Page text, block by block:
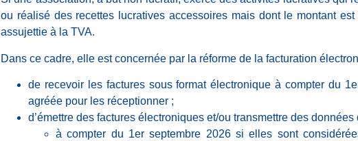
ou réalisé des recettes lucratives accessoires mais dont le montant
assujettie à la TVA.
Dans ce cadre, elle est concernée par la réforme de la facturation
de recevoir les factures sous format électronique à compter du
agréée pour les réceptionner ;
d’émettre des factures électroniques et/ou transmettre des
à compter du 1er septembre 2026 si elles sont